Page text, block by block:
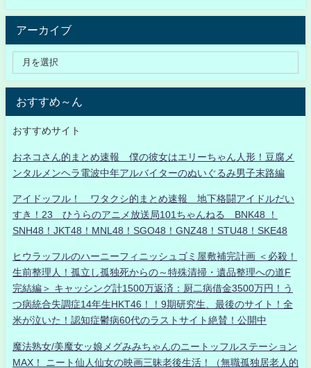
アーカイブ
おすすめ～ん
おすすめサイト
おネコさん的まとめ速報 僕の彼女はエリーちゃん人形！豆腐メ
ンタルメンヘラ電波中年アルバイターのぬいぐるみ男子末路編
アイドッフル！ ワタクシ的まとめ速報 地下格闘アイドルだい
すき！23 ひうらのアニメ放送局101ちゃんねる BNK48 ！
SNH48！JKT48！MNL48！SGO48！GNZ48！STU48！SKE48
ヒウラッフルのハーニーフィニッシュゴミ屋敷補完計画 ＜必殺！
生前整理人！孤立し孤独死からの～特殊清掃・遺品整理への道F
完結編＞ キャッシング計1500万返済：厨二病借金3500万円！う
つ病統合失調症14年生HKT46！！9期研究生、最後のサイト！全
米が泣いた！認知症鬱病60代のラストサイト絶賛！公開中
魔法熟女/美魔女ッ娘メグみみちゃんのニートッフルステーション
MAX！ ニート仙人仙女の映画三昧老後生活！（無職孤独居老人的